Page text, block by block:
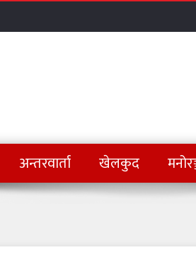
अन्तरवार्ता खेलकुद